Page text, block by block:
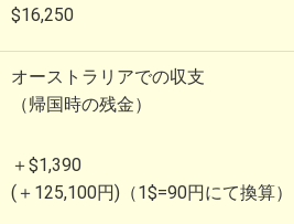
$16,250
オーストラリアでの収支
（帰国時の残金）
＋$1,390
(＋125,100円) （1$=90円にて換算）